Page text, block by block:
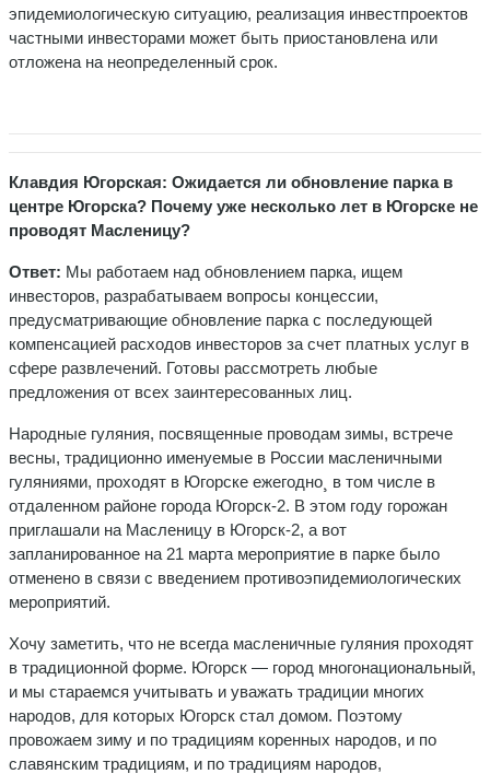
эпидемиологическую ситуацию, реализация инвестпроектов
частными инвесторами может быть приостановлена или
отложена на неопределенный срок.
Клавдия Югорская: Ожидается ли обновление парка в
центре Югорска? Почему уже несколько лет в Югорске не
проводят Масленицу?
Ответ: Мы работаем над обновлением парка, ищем
инвесторов, разрабатываем вопросы концессии,
предусматривающие обновление парка с последующей
компенсацией расходов инвесторов за счет платных услуг в
сфере развлечений. Готовы рассмотреть любые
предложения от всех заинтересованных лиц.
Народные гуляния, посвященные проводам зимы, встрече
весны, традиционно именуемые в России масленичными
гуляниями, проходят в Югорске ежегодно¸ в том числе в
отдаленном районе города Югорск-2. В этом году горожан
приглашали на Масленицу в Югорск-2, а вот
запланированное на 21 марта мероприятие в парке было
отменено в связи с введением противоэпидемиологических
мероприятий.
Хочу заметить, что не всегда масленичные гуляния проходят
в традиционной форме. Югорск — город многонациональный,
и мы стараемся учитывать и уважать традиции многих
народов, для которых Югорск стал домом. Поэтому
провожаем зиму и по традициям коренных народов, и по
славянским традициям, и по традициям народов,